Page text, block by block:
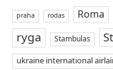
praha rodas Roma
ryga Stambulas
ukraine international